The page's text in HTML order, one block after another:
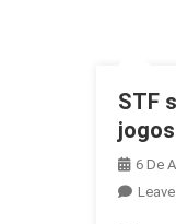
STF
6 De